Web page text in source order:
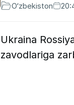
O‘zbekiston
Ukraina
zavodlariga